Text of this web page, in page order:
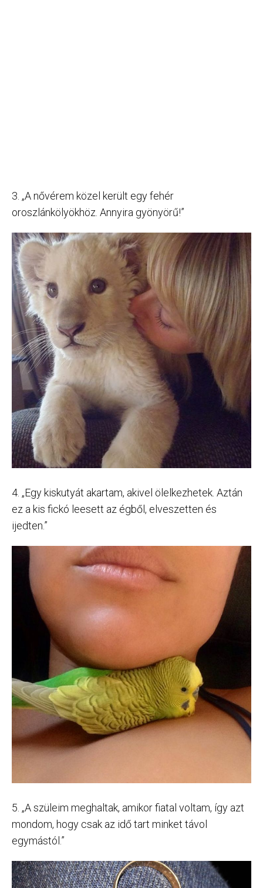
3. „A nővérem közel került egy fehér
oroszlánkölyökhöz. Annyira gyönyörű!”
4. „Egy kiskutyát akartam, akivel ölelkezhetek. Aztán
ez a kis fickó leesett az égből, elveszetten és
ijedten.”
5. „A szüleim meghaltak, amikor fiatal voltam, így azt
mondom, hogy csak az idő tart minket távol
egymástól.”